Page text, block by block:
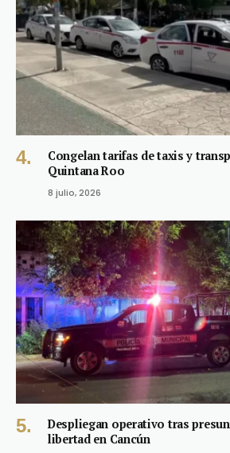
Congelan tarifas de taxis y
Quintana Roo
8 julio, 2026
Despliegan operativo tras
libertad en Cancún